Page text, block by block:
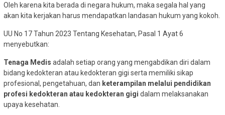
Oleh karena kita berada di negara hukum, maka segala hal yang
akan kita kerjakan harus mendapatkan landasan hukum yang kokoh.
UU No 17 Tahun 2023 Tentang Kesehatan, Pasal 1 Ayat 6
menyebutkan:
Tenaga Medis adalah setiap orang yang mengabdikan diri dalam
bidang kedokteran atau kedokteran gigi serta memiliki sikap
profesional, pengetahuan, dan keterampilan melalui pendidikan
profesi kedokteran atau kedokteran gigi dalam melaksanakan
upaya kesehatan.